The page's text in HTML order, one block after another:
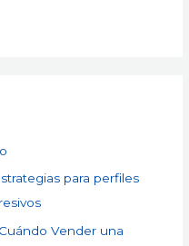
para perfiles
Vender una